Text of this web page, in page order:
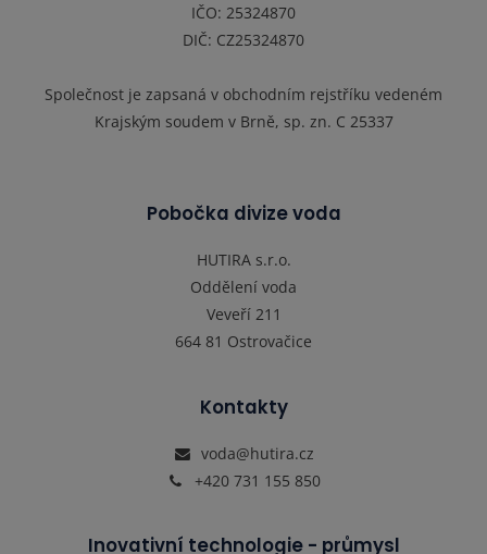
IČO: 25324870
DIČ: CZ25324870
Společnost je zapsaná v obchodním rejstříku vedeném
Krajským soudem v Brně, sp. zn. C 25337
Pobočka divize voda
HUTIRA s.r.o.
Oddělení voda
Veveří 211
664 81 Ostrovačice
Kontakty
voda@hutira.cz
+420 731 155 850
Inovativní technologie - průmysl